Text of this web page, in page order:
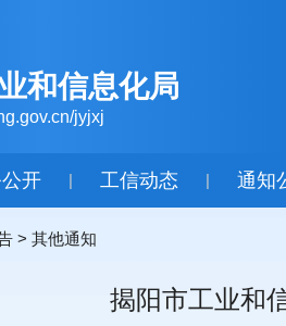
和信息化局
jyjxj
开 | 工信动态 | 通知
> 其他通知
揭阳市工业和